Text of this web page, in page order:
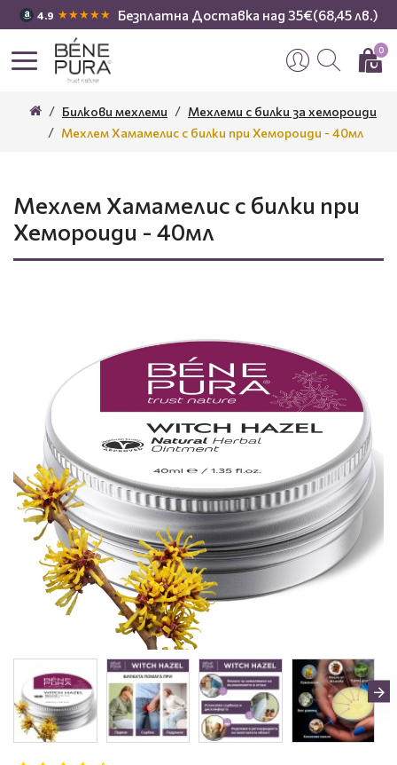
4.9 ★★★★★ Безплатна Доставка над 35€(68,45 лв.)
0
Билкови мехлеми
Мехлеми с билки за хемороиди
Мехлем Хамамелис с билки при Хемороиди - 40мл
Мехлем Хамамелис с билки при
Хемороиди - 40мл